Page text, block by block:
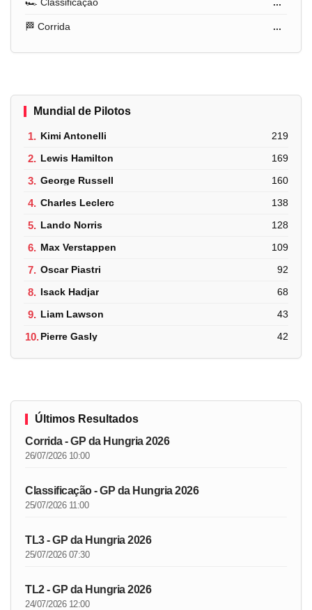
🏁 Corrida ...
Mundial de Pilotos
1. Kimi Antonelli 219
2. Lewis Hamilton 169
3. George Russell 160
4. Charles Leclerc 138
5. Lando Norris 128
6. Max Verstappen 109
7. Oscar Piastri 92
8. Isack Hadjar 68
9. Liam Lawson 43
10.Pierre Gasly 42
Últimos Resultados
Corrida - GP da Hungria 2026
26/07/2026 10:00
Classificação - GP da Hungria 2026
25/07/2026 11:00
TL3 - GP da Hungria 2026
25/07/2026 07:30
TL2 - GP da Hungria 2026
24/07/2026 12:00